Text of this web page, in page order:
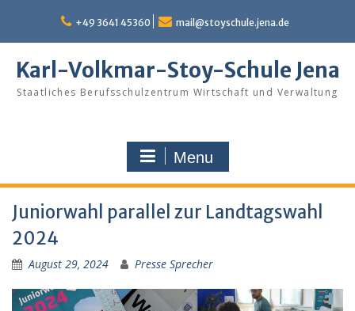
content
+49 3641 45360 mail@stoyschule.jena.de
Karl-Volkmar-Stoy-Schule Jena
Staatliches Berufsschulzentrum Wirtschaft und Verwaltung
Menu
Juniorwahl parallel zur Landtagswahl
2024
August 29, 2024 Presse Sprecher